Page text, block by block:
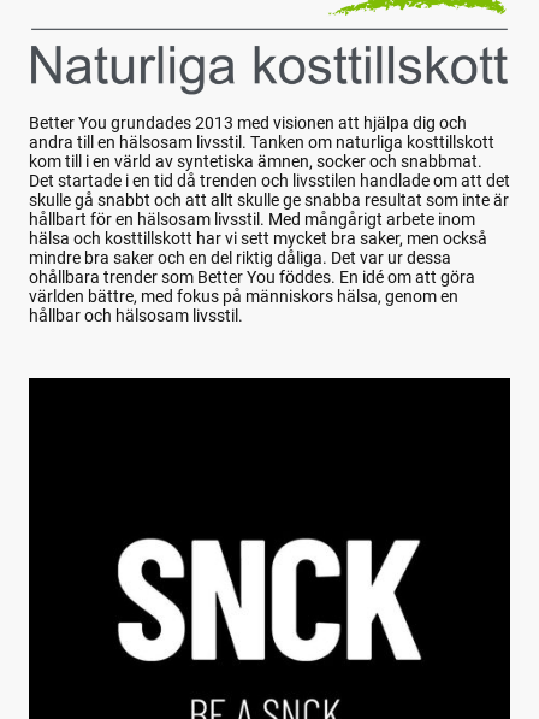
Better You grundades 2013 med visionen att hjälpa dig och
andra till en hälsosam livsstil. Tanken om naturliga kosttillskott
kom till i en värld av syntetiska ämnen, socker och snabbmat.
Det startade i en tid då trenden och livsstilen handlade om att det
skulle gå snabbt och att allt skulle ge snabba resultat som inte är
hållbart för en hälsosam livsstil. Med mångårigt arbete inom
hälsa och kosttillskott har vi sett mycket bra saker, men också
mindre bra saker och en del riktig dåliga. Det var ur dessa
ohållbara trender som Better You föddes. En idé om att göra
världen bättre, med fokus på människors hälsa, genom en
hållbar och hälsosam livsstil.